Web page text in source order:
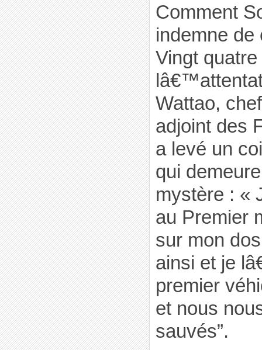
Comment
indemne de
Vingt
Wattao,
adjoint des
a levé un
qui
mystère : «
au Premier
sur mon
ainsi et je
premier
et nous
sauvés”.